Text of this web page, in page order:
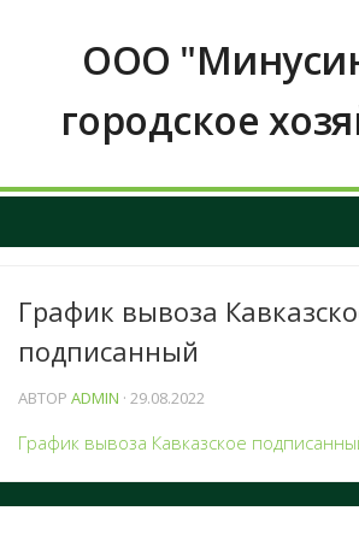
ООО
городское
ОБЩАЯ ИНФОРМАЦИЯ О
График приема граждан
ИНФОРМАЦИЯ О РУКОВОДСТВЕ
РЕКВИЗИТЫ И КОНТАКТНЫЕ
Услуги и тарифы
График вывоза
подписанный
АВТОР ADMIN · 29.08.2022
График вывоза Кавказское